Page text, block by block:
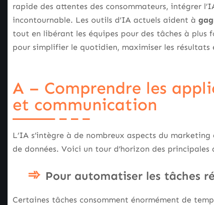
rapide des attentes des consommateurs, intégrer
incontournable. Les outils d’IA actuels aident à
tout en libérant les équipes pour des tâches à
pour simplifier le quotidien, maximiser les
A – Comprendre les
et communication
L’IA s’intègre à de nombreux aspects du
de données. Voici un tour d’horizon des
Pour automatiser les tâches
Certaines tâches consomment énormément de